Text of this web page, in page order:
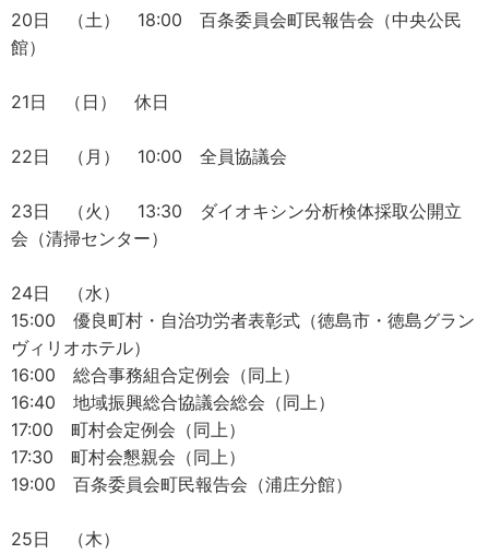
20日 （土） 18:00 百条委員会町民報告会（中央公民
館）
21日 （日） 休日
22日 （月） 10:00 全員協議会
23日 （火） 13:30 ダイオキシン分析検体採取公開立
会（清掃センター）
24日 （水）
15:00 優良町村・自治功労者表彰式（徳島市・徳島グラン
ヴィリオホテル）
16:00 総合事務組合定例会（同上）
16:40 地域振興総合協議会総会（同上）
17:00 町村会定例会（同上）
17:30 町村会懇親会（同上）
19:00 百条委員会町民報告会（浦庄分館）
25日 （木）